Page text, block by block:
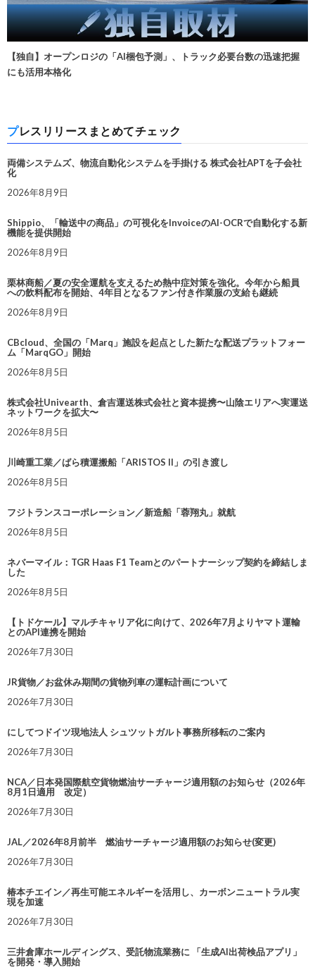
【独自】オープンロジの「AI梱包予測」、トラック必要台数の迅速把握
にも活用本格化
プレスリリースまとめてチェック
両備システムズ、物流自動化システムを手掛ける 株式会社APTを子会社
化
2026年8月9日
Shippio、「輸送中の商品」の可視化をInvoiceのAI-OCRで自動化する新
機能を提供開始
2026年8月9日
栗林商船／夏の安全運航を支えるため熱中症対策を強化。今年から船員
への飲料配布を開始、4年目となるファン付き作業服の支給も継続
2026年8月9日
CBcloud、全国の「Marq」施設を起点とした新たな配送プラットフォー
ム「MarqGO」開始
2026年8月5日
株式会社Univearth、倉吉運送株式会社と資本提携〜山陰エリアへ実運送
ネットワークを拡大〜
2026年8月5日
川崎重工業／ばら積運搬船「ARISTOS II」の引き渡し
2026年8月5日
フジトランスコーポレーション／新造船「蓉翔丸」就航
2026年8月5日
ネバーマイル：TGR Haas F1 Teamとのパートナーシップ契約を締結しま
した
2026年8月5日
【トドケール】マルチキャリア化に向けて、2026年7月よりヤマト運輸
とのAPI連携を開始
2026年7月30日
JR貨物／お盆休み期間の貨物列車の運転計画について
2026年7月30日
にしてつドイツ現地法人 シュツットガルト事務所移転のご案内
2026年7月30日
NCA／日本発国際航空貨物燃油サーチャージ適用額のお知らせ（2026年
8月1日適用 改定）
2026年7月30日
JAL／2026年8月前半 燃油サーチャージ適用額のお知らせ(変更)
2026年7月30日
椿本チエイン／再生可能エネルギーを活用し、カーボンニュートラル実
現を加速
2026年7月30日
三井倉庫ホールディングス、受託物流業務に 「生成AI出荷検品アプリ」
を開発・導入開始